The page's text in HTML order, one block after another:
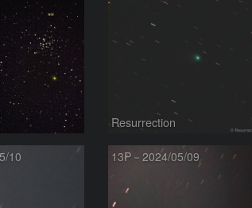
Resurrection
10 13P－2024/05/09